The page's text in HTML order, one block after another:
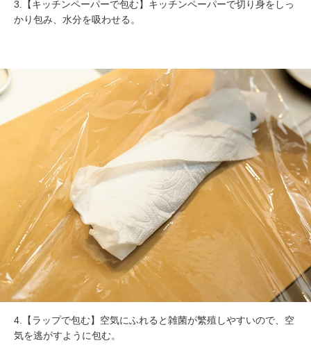
3.【キッチンペーパーで包む】キッチンペーパーで切り身をしっ
かり包み、水分を吸わせる。
4.【ラップで包む】空気にふれると雑菌が繁殖しやすいので、空
気を逃がすように包む。